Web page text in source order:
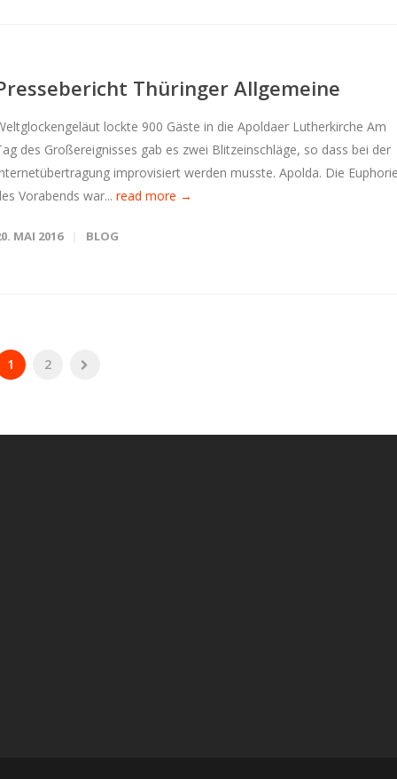
Thüringer Allgemeine
lockte 900 Gäste in die Apoldaer Lutherkirche Am
des Großereignisses gab es zwei Blitzeinschläge, so dass bei der
improvisiert werden musste. Apolda. Die Euphorie
Vorabends war... read more →
MAI 2016 BLOG
1 2